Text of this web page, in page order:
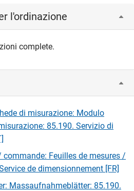
l'ordinazione
complete.
di misurazione: Modulo
85.190. Servizio di
commande: Feuilles de mesures /
de dimensionnement [FR]
Massaufnahmeblätter: 85.190.